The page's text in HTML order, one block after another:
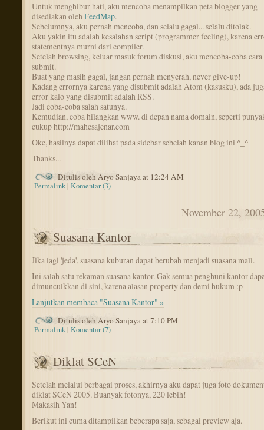
Untuk menghibur hati, aku mencoba menampilkan peta blogger yang
disediakan olehFeedMap.
Sebelumnya, aku pernah mencoba, dan selalu gagal... selalu ditolak.
Aku yakin itu adalah kesalahan script (programmer feeling), karena
statementnya murni dari compiler.
Setelah browsing, keluar masuk forum diskusi, aku mencoba-coba
submit.
Buat yang masih gagal, jangan pernah menyerah, never give-up!
Kadang errornya karena yang disubmit adalah Atom (kasusku), ada
error kalo yang disubmit adalah RSS.
Jadi coba-coba salah satunya.
Kemudian, coba hilangkan www. di depan nama domain, seperti
cukup http://mahesajenar.com
Oke, hasilnya dapat dilihat pada sidebar sebelah kanan blog ini ^_^
Thanks...
Ditulis oleh Aryo Sanjaya at 12:24 AM
Permalink |Komentar (3)
November 22,
Suasana Kantor
Jika lagi 'jeda', suasana kuburan dapat berubah menjadi suasana mall.
Ini salah satu rekaman suasana kantor. Gak semua penghuni kantor
dimunculkkan di sini, karena alasan property dan demi hukum :p
Lanjutkan membaca "Suasana Kantor" »
Ditulis oleh Aryo Sanjaya at 7:10 PM
Permalink |Komentar (7)
Diklat SCeN
Setelah melalui berbagai proses, akhirnya aku dapat juga foto
diklat SCeN 2005. Buanyak fotonya, 220 lebih!
Makasih Yan!
Berikut ini cuma ditampilkan beberapa saja, sebagai preview aja.